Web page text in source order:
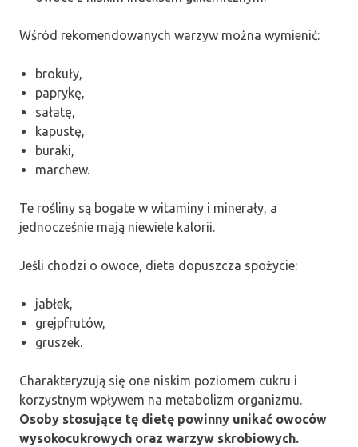
Wśród rekomendowanych warzyw można wymienić:
brokuły,
paprykę,
sałatę,
kapustę,
buraki,
marchew.
Te rośliny są bogate w witaminy i minerały, a
jednocześnie mają niewiele kalorii.
Jeśli chodzi o owoce, dieta dopuszcza spożycie:
jabłek,
grejpfrutów,
gruszek.
Charakteryzują się one niskim poziomem cukru i
korzystnym wpływem na metabolizm organizmu.
Osoby stosujące tę dietę powinny unikać owoców
wysokocukrowych oraz warzyw skrobiowych.